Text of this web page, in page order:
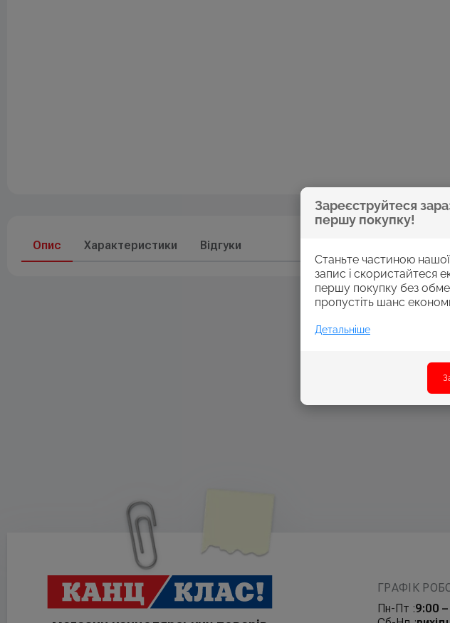
Зареєструйтеся
першу покупку!
Станьте частиною нашої
запис і скористайтеся
першу покупку без
пропустіть шанс
Детальніше
Опис Характеристики Відгуки
ГРАФІК
Пн-Пт :9:00 –